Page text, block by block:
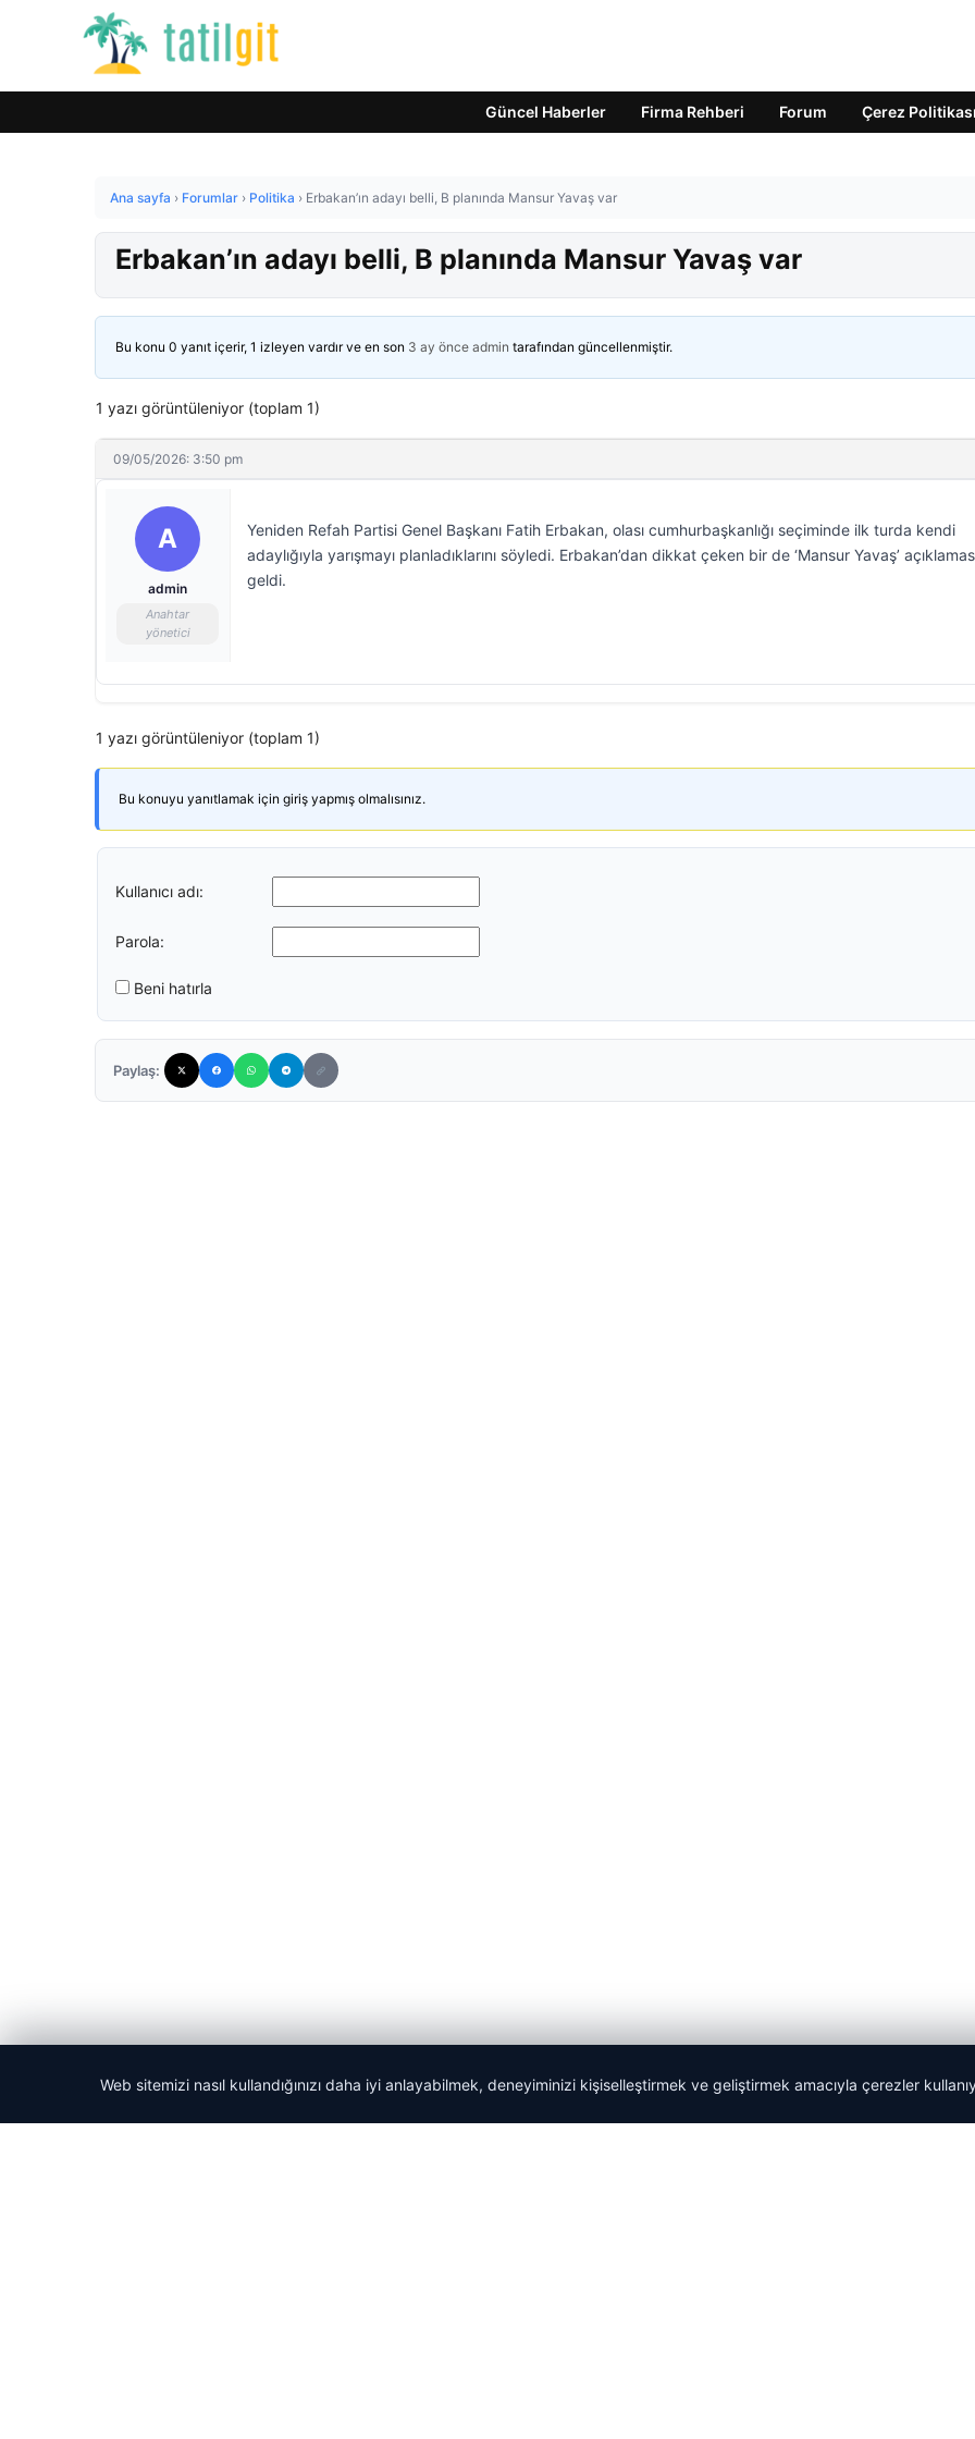
Güncel Haberler Firma Rehberi Forum Çerez Politikası
Ana sayfa › Forumlar › Politika › Erbakan’ın adayı belli, B planında Mansur Yavaş var
Erbakan’ın adayı belli, B planında Mansur Yavaş var
Bu konu 0 yanıt içerir, 1 izleyen vardır ve en son 3 ay önce admin tarafından güncellenmiştir.
1 yazı görüntüleniyor (toplam 1)
09/05/2026: 3:50 pm
A
admin
Anahtar
yönetici
Yeniden Refah Partisi Genel Başkanı Fatih Erbakan, olası cumhurbaşkanlığı seçiminde ilk turda kendi
adaylığıyla yarışmayı planladıklarını söyledi. Erbakan’dan dikkat çeken bir de ‘Mansur Yavaş’
geldi.
1 yazı görüntüleniyor (toplam 1)
Bu konuyu yanıtlamak için giriş yapmış olmalısınız.
Kullanıcı adı:
Parola:
Beni hatırla
Paylaş:
Web sitemizi nasıl kullandığınızı daha iyi anlayabilmek, deneyiminizi kişiselleştirmek ve geliştirmek amacıyla çerezler